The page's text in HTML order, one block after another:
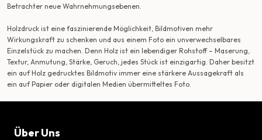
Betrachter neue Wahrnehmungsebenen.
Holzdruck ist eine faszinierende Möglichkeit, Bildmotiven mehr
Wirkungskraft zu schenken und aus einem Foto ein unverwechselbares
Einzelstück zu machen. Denn Holz ist ein lebendiger Rohstoff – Maserung,
Textur, Anmutung, Stärke, Geruch, jedes Stück ist einzigartig. Daher besitzt
ein auf Holz gedrucktes Bildmotiv immer eine stärkere Aussagekraft als
ein auf Papier oder digitalen Medien übermitteltes Foto.
Über Uns